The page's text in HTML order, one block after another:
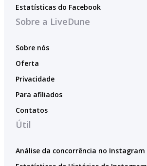
Estatísticas do Facebook
Sobre a LiveDune
Sobre nós
Oferta
Privacidade
Para afiliados
Contatos
Útil
Análise da concorrência no Instagram